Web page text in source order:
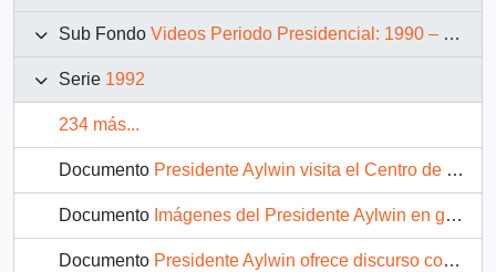
Sub Fondo Videos Periodo Presidencial: 1990 – 1994
Serie 1992
234 más...
Documento Presidente Aylwin visita el Centro de Perfeccionamiento, Experimentación e Investigaciones Pedagógicas - CPEIP: video
Documento Imágenes del Presidente Aylwin en gira por Chillán, Carmen y Cabrero: video
Documento Presidente Aylwin ofrece discurso con motivo del Natalicio de Bernardo O'Higgins: video